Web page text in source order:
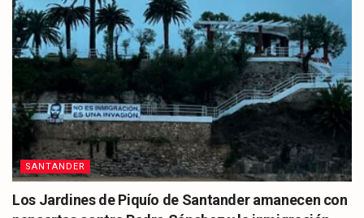
SANTANDER
Los Jardines de Piquío de Santander amanecen con